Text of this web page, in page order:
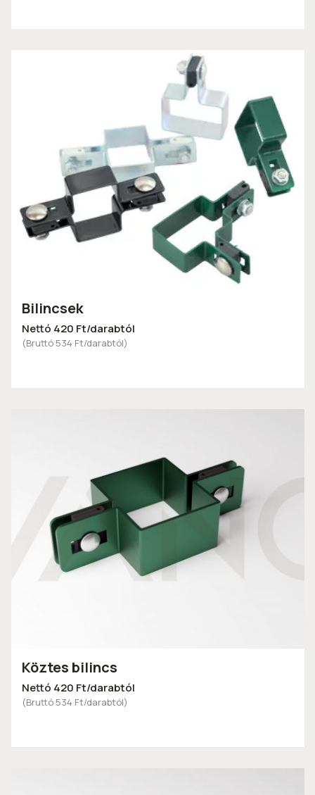
Bilincsek
Nettó 420 Ft/darabtól
(Bruttó 534 Ft/darabtól)
Köztes bilincs
Nettó 420 Ft/darabtól
(Bruttó 534 Ft/darabtól)